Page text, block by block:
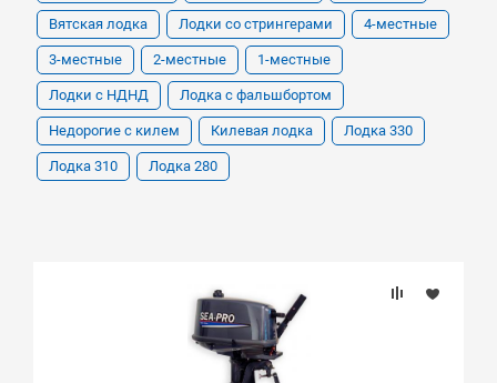
Вятская лодка Лодки со стрингерами 4-местные
3-местные 2-местные 1-местные
Лодки с НДНД Лодка с фальшбортом
Недорогие с килем Килевая лодка Лодка 330
Лодка 310 Лодка 280